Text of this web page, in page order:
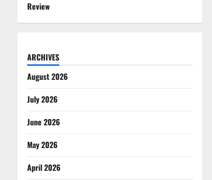
Review
ARCHIVES
August 2026
July 2026
June 2026
May 2026
April 2026